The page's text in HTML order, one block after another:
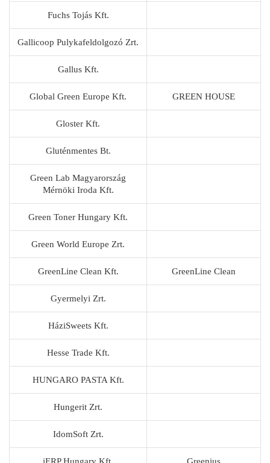
Fuchs Tojás Kft.
Gallicoop Pulykafeldolgozó Zrt.
Gallus Kft.
Global Green Europe Kft. GREEN HOUSE
Gloster Kft.
Gluténmentes Bt.
Green Lab Magyarország
Mérnöki Iroda Kft.
Green Toner Hungary Kft.
Green World Europe Zrt.
GreenLine Clean Kft. GreenLine Clean
Gyermelyi Zrt.
HáziSweets Kft.
Hesse Trade Kft.
HUNGARO PASTA Kft.
Hungerit Zrt.
IdomSoft Zrt.